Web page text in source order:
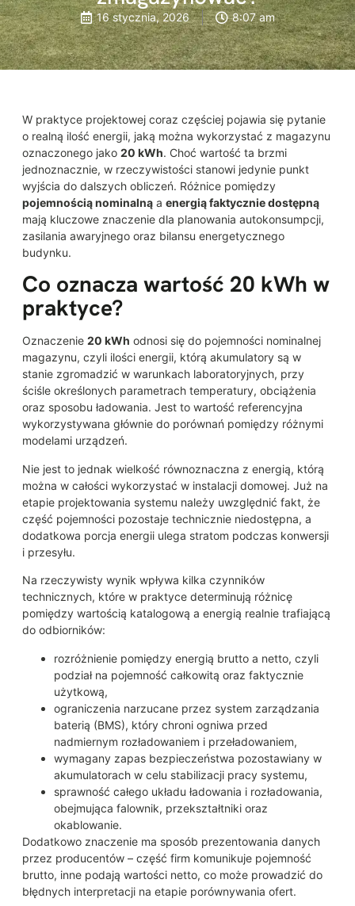
16 stycznia, 2026 8:07 am
W praktyce projektowej coraz częściej pojawia się pytanie
o realną ilość energii, jaką można wykorzystać z magazynu
oznaczonego jako 20 kWh. Choć wartość ta brzmi
jednoznacznie, w rzeczywistości stanowi jedynie punkt
wyjścia do dalszych obliczeń. Różnice pomiędzy
pojemnością nominalną a energią faktycznie dostępną
mają kluczowe znaczenie dla planowania autokonsumpcji,
zasilania awaryjnego oraz bilansu energetycznego
budynku.
Co oznacza wartość 20 kWh w
praktyce?
Oznaczenie 20 kWh odnosi się do pojemności nominalnej
magazynu, czyli ilości energii, którą akumulatory są w
stanie zgromadzić w warunkach laboratoryjnych, przy
ściśle określonych parametrach temperatury, obciążenia
oraz sposobu ładowania. Jest to wartość referencyjna
wykorzystywana głównie do porównań pomiędzy różnymi
modelami urządzeń.
Nie jest to jednak wielkość równoznaczna z energią, którą
można w całości wykorzystać w instalacji domowej. Już na
etapie projektowania systemu należy uwzględnić fakt, że
część pojemności pozostaje technicznie niedostępna, a
dodatkowa porcja energii ulega stratom podczas konwersji
i przesyłu.
Na rzeczywisty wynik wpływa kilka czynników
technicznych, które w praktyce determinują różnicę
pomiędzy wartością katalogową a energią realnie trafiającą
do odbiorników:
rozróżnienie pomiędzy energią brutto a netto, czyli
podział na pojemność całkowitą oraz faktycznie
użytkową,
ograniczenia narzucane przez system zarządzania
baterią (BMS), który chroni ogniwa przed
nadmiernym rozładowaniem i przeładowaniem,
wymagany zapas bezpieczeństwa pozostawiany w
akumulatorach w celu stabilizacji pracy systemu,
sprawność całego układu ładowania i rozładowania,
obejmująca falownik, przekształtniki oraz
okablowanie.
Dodatkowo znaczenie ma sposób prezentowania danych
przez producentów – część firm komunikuje pojemność
brutto, inne podają wartości netto, co może prowadzić do
błędnych interpretacji na etapie porównywania ofert.